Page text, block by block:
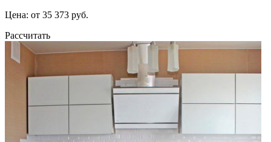
Цена: от 35 373 руб.
Рассчитать